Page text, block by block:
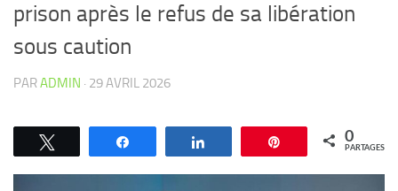
prison après le refus de sa libération
sous caution
PARADMIN · 29 AVRIL 2026
Épingle 0
PARTAGES